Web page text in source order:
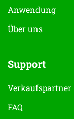
Anwendung
Über uns
Support
Verkaufspartner
FAQ